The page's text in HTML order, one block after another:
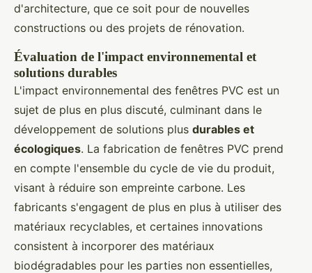
d'architecture, que ce soit pour de nouvelles
constructions ou des projets de rénovation.
Évaluation de l'impact environnemental et
solutions durables
L'impact environnemental des fenêtres PVC est un
sujet de plus en plus discuté, culminant dans le
développement de solutions plus durables et
écologiques. La fabrication de fenêtres PVC prend
en compte l'ensemble du cycle de vie du produit,
visant à réduire son empreinte carbone. Les
fabricants s'engagent de plus en plus à utiliser des
matériaux recyclables, et certaines innovations
consistent à incorporer des matériaux
biodégradables pour les parties non essentielles,